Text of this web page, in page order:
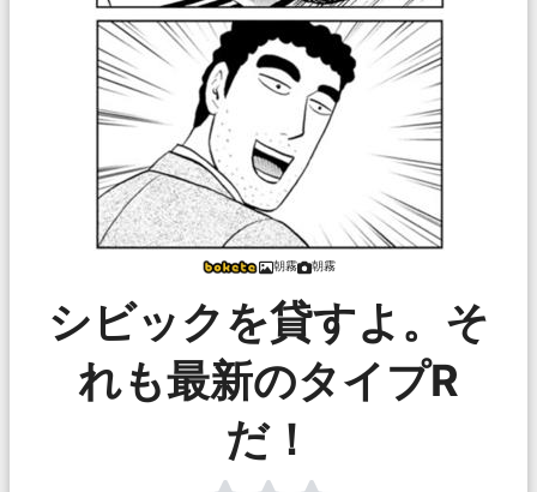
朝霧 朝霧
シビックを貸すよ。そ
れも最新のタイプR
だ！